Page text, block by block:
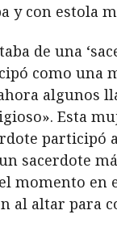
y con estola
de una
como una
algunos
Esta
participó
sacerdote
momento en
al altar para